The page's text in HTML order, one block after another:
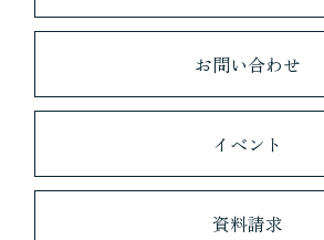
お問い合わせ
イベント
資料請求